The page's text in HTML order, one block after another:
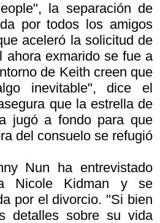
la separación de
por todos los amigos
aceleró la solicitud de
ahora exmarido se fue a
de Keith creen que
inevitable", dice el
que la estrella de
jugó a fondo para que
del consuelo se refugió
Nun ha entrevistado
Nicole Kidman y se
por el divorcio. "Si bien
detalles sobre su vida